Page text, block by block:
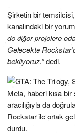
Şirketin bir
kanalındaki bir
de diğer projelere
Gelecekte
bekliyoruz.”dedi.
Meta, haberi kısa
aracılığıyla da
Rockstar ile ortak
durdu.